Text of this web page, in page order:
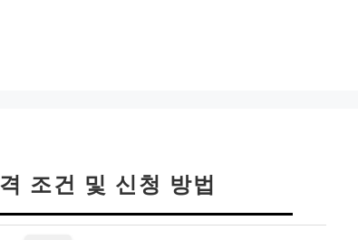
조건 및 신청 방법